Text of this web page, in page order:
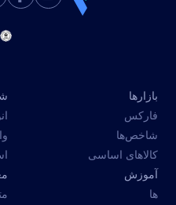
بازارها
فارکس
شاخص‌ها
کالاهای اساسی
آموزش
ها